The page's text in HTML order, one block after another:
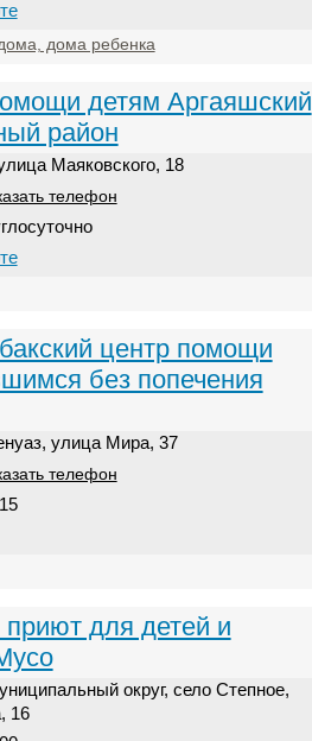
дома ребенка
детям Аргаяшский
район
Маяковского, 18
телефон
центр помощи
без попечения
улица Мира, 37
телефон
для детей и
округ, село Степное,
16